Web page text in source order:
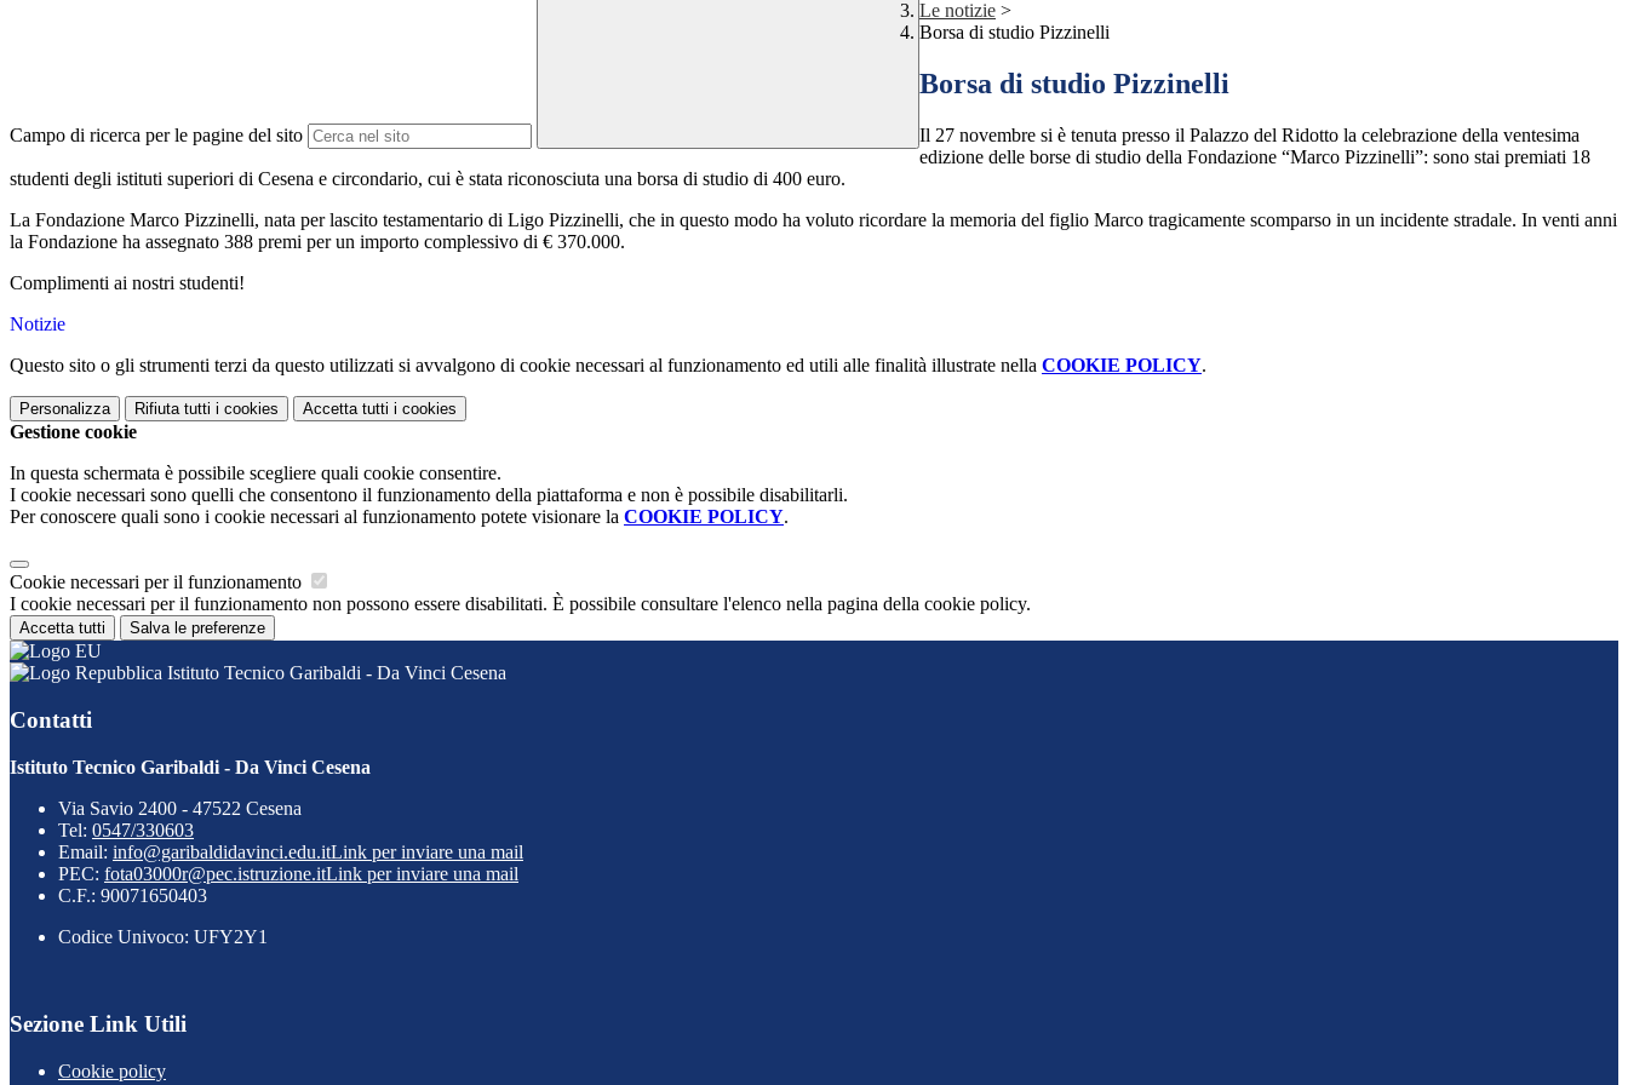
Campo di ricerca per le pagine del sito
Le notizie >
Borsa di studio Pizzinelli
Borsa di studio Pizzinelli
Il 27 novembre si è tenuta presso il Palazzo del Ridotto la celebrazione della ventesima
edizione delle borse di studio della Fondazione “Marco Pizzinelli”: sono stai premiati 18
studenti degli istituti superiori di Cesena e circondario, cui è stata riconosciuta una borsa di studio di 400 euro.
La Fondazione Marco Pizzinelli, nata per lascito testamentario di Ligo Pizzinelli, che in questo modo ha voluto ricordare la memoria del figlio Marco tragicamente scomparso in un incidente stradale. In venti anni
la Fondazione ha assegnato 388 premi per un importo complessivo di € 370.000.
Complimenti ai nostri studenti!
Notizie
Questo sito o gli strumenti terzi da questo utilizzati si avvalgono di cookie necessari al funzionamento ed utili alle finalità illustrate nella COOKIE POLICY.
Personalizza Rifiuta tutti i cookies Accetta tutti i cookies
Gestione cookie
In questa schermata è possibile scegliere quali cookie consentire.
I cookie necessari sono quelli che consentono il funzionamento della piattaforma e non è possibile disabilitarli.
Per conoscere quali sono i cookie necessari al funzionamento potete visionare la COOKIE POLICY.
Cookie necessari per il funzionamento
I cookie necessari per il funzionamento non possono essere disabilitati. È possibile consultare l'elenco nella pagina della cookie policy.
Accetta tutti Salva le preferenze
Istituto Tecnico Garibaldi - Da Vinci Cesena
Contatti
Istituto Tecnico Garibaldi - Da Vinci Cesena
Via Savio 2400 - 47522 Cesena
Tel: 0547/330603
Email: info@garibaldidavinci.edu.itLink per inviare una mail
PEC: fota03000r@pec.istruzione.itLink per inviare una mail
C.F.: 90071650403
Codice Univoco: UFY2Y1
Sezione Link Utili
Cookie policy